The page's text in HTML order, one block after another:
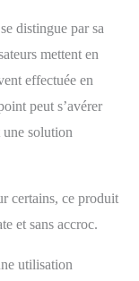
】
d'un tissu
doux et
fauteuil
haute densité
soutien
moelleux
des
à Tous les
distingue par sa
mettent en
effectuée en
peut s’avérer
solution
certains, ce produit
et sans accroc.
utilisation